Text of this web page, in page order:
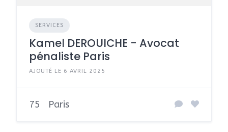
SERVICES
Kamel DEROUICHE - Avocat
pénaliste Paris
AJOUTÉ LE 6 AVRIL 2025
75 Paris